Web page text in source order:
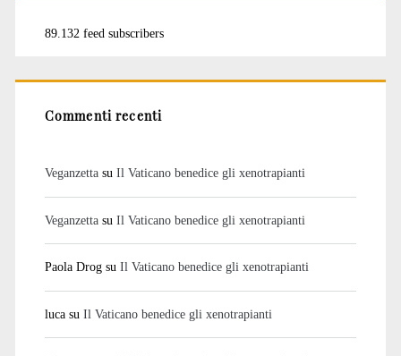
89.132 feed subscribers
Commenti recenti
Veganzettasu Il Vaticano benedice gli xenotrapianti
Veganzettasu Il Vaticano benedice gli xenotrapianti
Paola Drogsu Il Vaticano benedice gli xenotrapianti
lucasu Il Vaticano benedice gli xenotrapianti